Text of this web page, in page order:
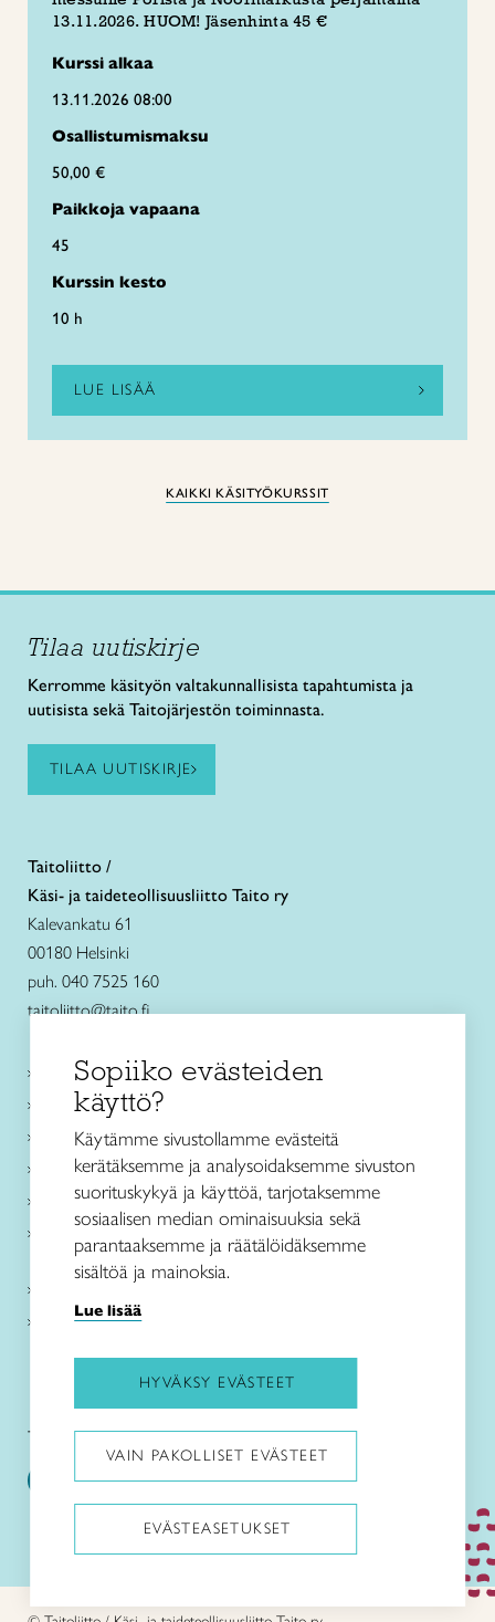
13.11.2026. HUOM! Jäsenhinta 45 €
Kurssi alkaa
13.11.2026 08:00
Osallistumismaksu
50,00 €
Paikkoja vapaana
45
Kurssin kesto
10 h
LUE LISÄÄ
KAIKKI KÄSITYÖKURSSIT
Tilaa uutiskirje
Kerromme käsityön valtakunnallisista tapahtumista ja
uutisista sekä Taitojärjestön toiminnasta.
TILAA UUTISKIRJE
Taitoliitto /
Käsi- ja taideteollisuusliitto Taito ry
Kalevankatu 61
00180 Helsinki
puh. 040 7525 160
taitoliitto@taito.fi
Käsityökurssit ja koulutus
Ajankohtaista
Käsityöohjeet
Me olemme Taito
Paikallinen toiminta
Verkkokaupat
Kirjaudu Arviin
Kirjaudu Taitocampukseen
Taitoliitto: Taito-lehti:
Sopiiko evästeiden
käyttö?
Käytämme sivustollamme evästeitä
kerätäksemme ja analysoidaksemme sivuston
suorituskykyä ja käyttöä, tarjotaksemme
sosiaalisen median ominaisuuksia sekä
parantaaksemme ja räätälöidäksemme
sisältöä ja mainoksia.
Lue lisää
HYVÄKSY EVÄSTEET
VAIN PAKOLLISET EVÄSTEET
EVÄSTEASETUKSET